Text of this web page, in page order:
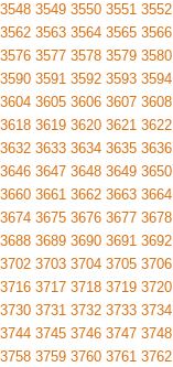
3548 3549 3550 3551 3552
3562 3563 3564 3565 3566
3576 3577 3578 3579 3580
3590 3591 3592 3593 3594
3604 3605 3606 3607 3608
3618 3619 3620 3621 3622
3632 3633 3634 3635 3636
3646 3647 3648 3649 3650
3660 3661 3662 3663 3664
3674 3675 3676 3677 3678
3688 3689 3690 3691 3692
3702 3703 3704 3705 3706
3716 3717 3718 3719 3720
3730 3731 3732 3733 3734
3744 3745 3746 3747 3748
3758 3759 3760 3761 3762